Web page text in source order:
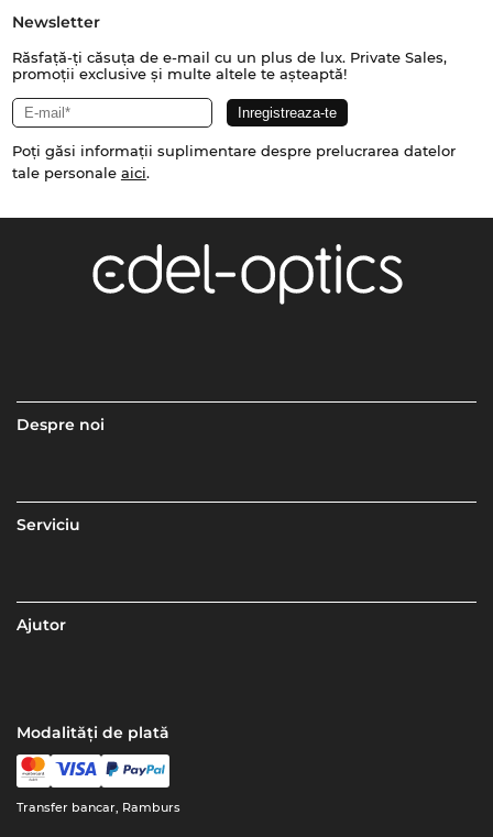
Newsletter
Răsfață-ți căsuța de e-mail cu un plus de lux. Private Sales,
promoții exclusive și multe altele te așteaptă!
Poți găsi informații suplimentare despre prelucrarea datelor
tale personale aici.
Despre noi
Serviciu
Ajutor
Modalități de plată
Transfer bancar, Ramburs